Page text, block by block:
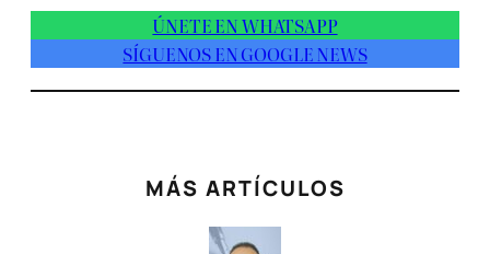
ÚNETE EN WHATSAPP
SÍGUENOS EN GOOGLE NEWS
MÁS ARTÍCULOS